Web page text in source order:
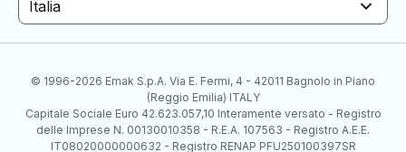
Italia
© 1996-2026 Emak S.p.A. Via E. Fermi, 4 - 42011 Bagnolo in Piano
(Reggio Emilia) ITALY
Capitale Sociale Euro 42.623.057,10 Interamente versato - Registro
delle Imprese N. 00130010358 - R.E.A. 107563 - Registro A.E.E.
IT08020000000632 - Registro RENAP PFU250100397SR